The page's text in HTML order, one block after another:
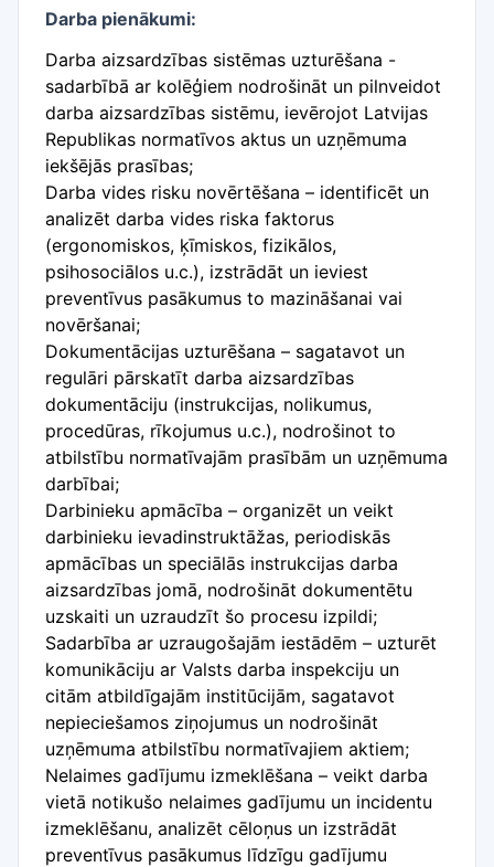
Darba pienākumi:
Darba aizsardzības sistēmas uzturēšana -
sadarbībā ar kolēģiem nodrošināt un pilnveidot
darba aizsardzības sistēmu, ievērojot Latvijas
Republikas normatīvos aktus un uzņēmuma
iekšējās prasības;
Darba vides risku novērtēšana – identificēt un
analizēt darba vides riska faktorus
(ergonomiskos, ķīmiskos, fizikālos,
psihosociālos u.c.), izstrādāt un ieviest
preventīvus pasākumus to mazināšanai vai
novēršanai;
Dokumentācijas uzturēšana – sagatavot un
regulāri pārskatīt darba aizsardzības
dokumentāciju (instrukcijas, nolikumus,
procedūras, rīkojumus u.c.), nodrošinot to
atbilstību normatīvajām prasībām un uzņēmuma
darbībai;
Darbinieku apmācība – organizēt un veikt
darbinieku ievadinstruktāžas, periodiskās
apmācības un speciālās instrukcijas darba
aizsardzības jomā, nodrošināt dokumentētu
uzskaiti un uzraudzīt šo procesu izpildi;
Sadarbība ar uzraugošajām iestādēm – uzturēt
komunikāciju ar Valsts darba inspekciju un
citām atbildīgajām institūcijām, sagatavot
nepieciešamos ziņojumus un nodrošināt
uzņēmuma atbilstību normatīvajiem aktiem;
Nelaimes gadījumu izmeklēšana – veikt darba
vietā notikušo nelaimes gadījumu un incidentu
izmeklēšanu, analizēt cēloņus un izstrādāt
preventīvus pasākumus līdzīgu gadījumu